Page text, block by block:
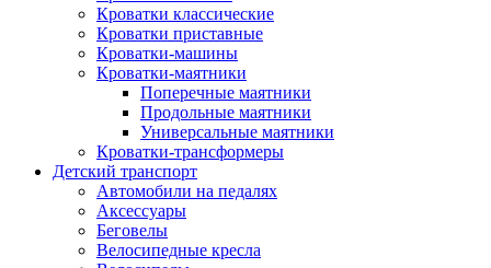
Кроватки классические
Кроватки приставные
Кроватки-машины
Кроватки-маятники
Поперечные маятники
Продольные маятники
Универсальные маятники
Кроватки-трансформеры
Детский транспорт
Автомобили на педалях
Аксессуары
Беговелы
Велосипедные кресла